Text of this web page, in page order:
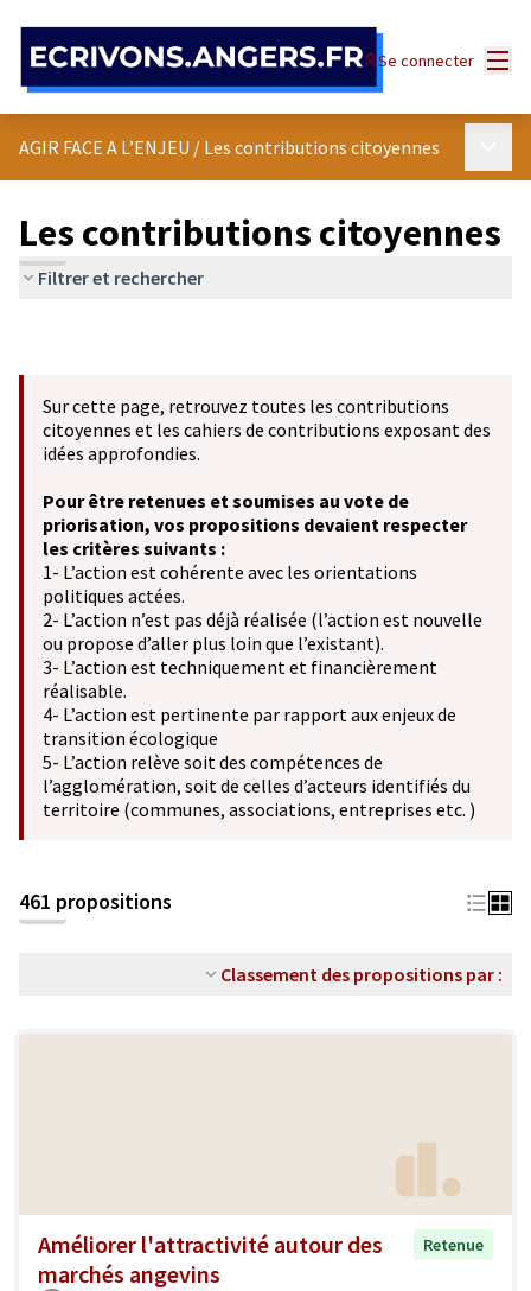
Se connecter
AGIR FACE A L’ENJEU / Les contributions citoyennes
Les contributions citoyennes
Filtrer et rechercher
Sur cette page, retrouvez toutes les contributions
citoyennes et les cahiers de contributions exposant des
idées approfondies.
Pour être retenues et soumises au vote de
priorisation, vos propositions devaient respecter
les critères suivants :
1- L’action est cohérente avec les orientations
politiques actées.
2- L’action n’est pas déjà réalisée (l’action est nouvelle
ou propose d’aller plus loin que l’existant).
3- L’action est techniquement et financièrement
réalisable.
4- L’action est pertinente par rapport aux enjeux de
transition écologique
5- L’action relève soit des compétences de
l’agglomération, soit de celles d’acteurs identifiés du
territoire (communes, associations, entreprises etc. )
461 propositions
Classement des propositions par :
Améliorer l'attractivité autour des
marchés angevins
Retenue